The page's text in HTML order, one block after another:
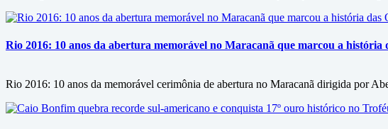
Rio 2016: 10 anos da abertura memorável no Maracanã que marcou a história
Rio 2016: 10 anos da memorável cerimônia de abertura no Maracanã dirigida por